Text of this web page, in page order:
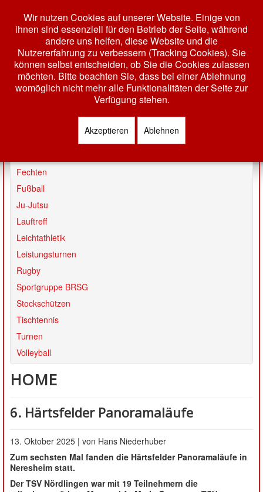
Toggle
VEREIN
GESCHÄFTSSTELLE
VORSTAND
TERMINE
SATZUNG
Fechten
Fußball
Ju-Jutsu
Lauftreff
Leichtathletik
Leistungsturnen
Rugby
Sportgruppe BRSG
Stockschützen
Tischtennis
Turnen
Volleyball
HOME
6. Härtsfelder Panoramaläufe
13. Oktober 2025 | von Hans Niederhuber
Zum sechsten Mal fanden die Härtsfelder Panoramaläufe in
Neresheim statt.
Der TSV Nördlingen war mit 19 Teilnehmern die
Wir nutzen Cookies auf unserer Website. Einige von
ihnen sind essenziell für den Betrieb der Seite, während
andere uns helfen, diese Website und die
Nutzererfahrung zu verbessern (Tracking Cookies). Sie
können selbst entscheiden, ob Sie die Cookies zulassen
möchten. Bitte beachten Sie, dass bei einer Ablehnung
womöglich nicht mehr alle Funktionalitäten der Seite zur
Verfügung stehen.
Akzeptieren Ablehnen